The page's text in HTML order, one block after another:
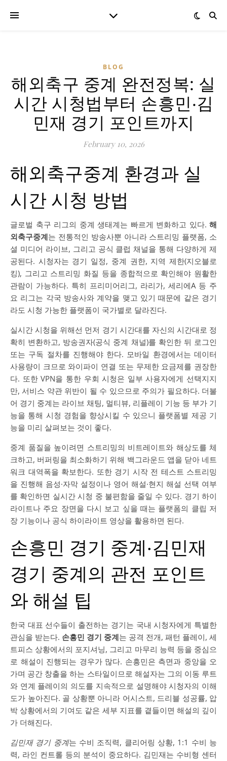
BLOG
해외축구 중계 완전정복: 실
시간 시청법부터 손흥민·김
민재 경기 포인트까지
February 10, 2026
해외축구중계 환경과 실
시간 시청 방법
글로벌 축구 리그의 중계 생태계는 빠르게 변화하고 있다. 해
외축구중계는 전통적인 방송사뿐 아니라 스트리밍 플랫폼, 소
셜 미디어 라이브, 그리고 공식 클럽 채널을 통해 다양하게 제
공된다. 시청자는 경기 일정, 중계 권한, 지역 제한(지오블로
킹), 그리고 스트리밍 화질 등을 종합적으로 확인해야 원활한
관람이 가능하다. 특히 프리미어리그, 라리가, 세리에A 등 주
요 리그는 각국 방송사와 계약을 맺고 있기 때문에 같은 경기
라도 시청 가능한 플랫폼이 국가별로 달라진다.
실시간 시청을 위해선 먼저 경기 시간대를 자신의 시간대로 정
확히 변환하고, 방송권자(공식 중계 채널)를 확인한 뒤 로그인
또는 구독 절차를 진행해야 한다. 모바일 환경에서는 데이터
사용량이 크므로 와이파이 연결 또는 무제한 요금제를 권장한
다. 또한 VPN을 통한 우회 시청은 일부 사용자에게 선택지지
만, 서비스 약관 위반이 될 수 있으므로 주의가 필요하다. 더불
어 경기 중계는 라이브 채팅, 멀티뷰, 리플레이 기능 등 부가 기
능을 통해 시청 경험을 향상시킬 수 있으니 플랫폼별 제공 기
능을 미리 살펴보는 것이 좋다.
중계 품질을 높이려면 스트리밍의 비트레이트와 해상도를 체
크하고, 버퍼링을 최소화하기 위해 백그라운드 앱을 닫아 네트
워크 대역폭을 확보한다. 또한 경기 시작 전 테스트 스트리밍
을 진행해 음성·자막 설정이나 영어 해설·현지 해설 선택 여부
를 확인하면 실시간 시청 중 불편함을 줄일 수 있다. 경기 하이
라이트나 주요 장면을 다시 보고 싶을 때는 플랫폼의 클립 저
장 기능이나 공식 하이라이트 영상을 활용하면 된다.
손흥민 경기 중계·김민재
경기 중계의 관전 포인트
와 해설 팁
한국 대표 선수들이 출전하는 경기는 국내 시청자에게 특별한
관심을 받는다. 손흥민 경기 중계는 공격 전개, 패턴 플레이, 세
트피스 상황에서의 포지셔닝, 그리고 마무리 능력 등을 중심으
로 해설이 진행되는 경우가 많다. 손흥민은 측면과 중앙을 오
가며 공간 창출을 하는 스타일이므로 해설자는 그의 이동 루트
와 연계 플레이의 의도를 지속적으로 설명해야 시청자의 이해
도가 높아진다. 골 상황뿐 아니라 어시스트, 드리블 성공률, 압
박 상황에서의 기여도 같은 세부 지표를 곁들이면 해설의 깊이
가 더해진다.
김민재 경기 중계는 수비 조직력, 클리어링 상황, 1:1 수비 능
력, 라인 컨트롤 등의 분석이 중요하다. 김민재는 수비형 센터